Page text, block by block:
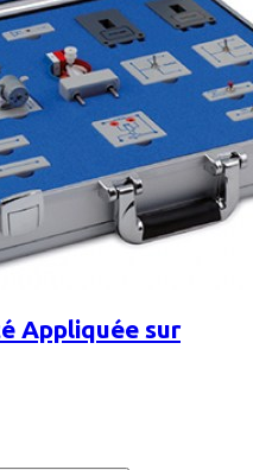
Appliquée sur